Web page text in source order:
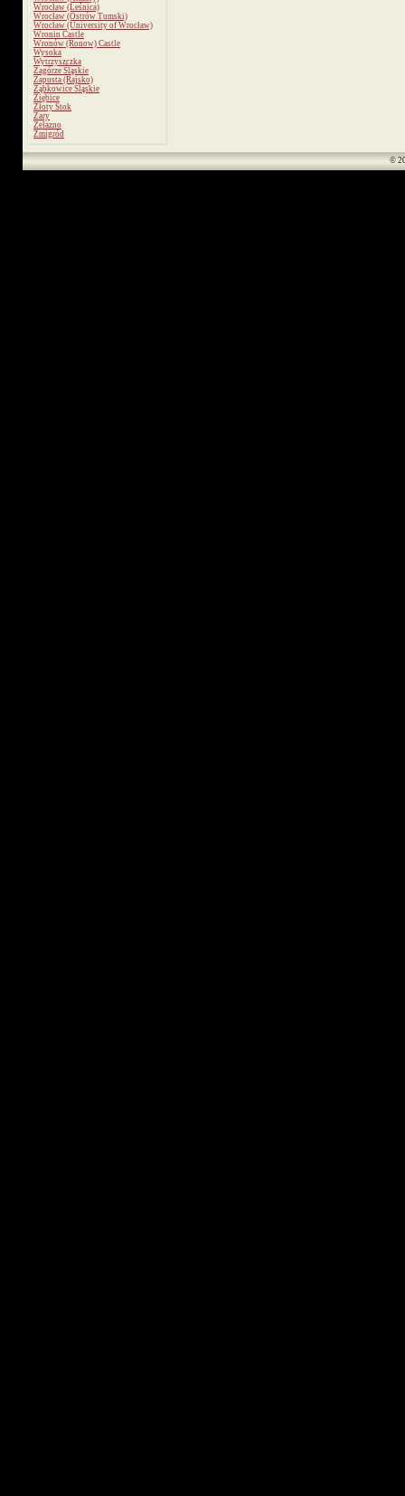
Wrocław (Leśnica)
Wrocław (Ostrów Tumski)
Wrocław (University of Wrocław)
Wronin Castle
Wronów (Ronow) Castle
Wysoka
Wytrzyszczka
Zagórze Śląskie
Zapusta (Rajsko)
Ząbkowice Śląskie
Ziębice
Złoty Stok
Żary
Żelazno
Żmigród
©